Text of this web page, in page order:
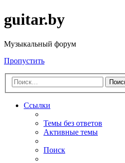
guitar.by
Музыкальный форум
Пропустить
Ссылки
Темы без ответов
Активные темы
Поиск